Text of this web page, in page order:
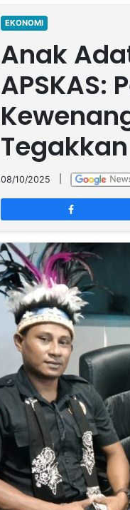
EKONOMI
Anak
APSKAS:
Tegakkan
08/10/2025